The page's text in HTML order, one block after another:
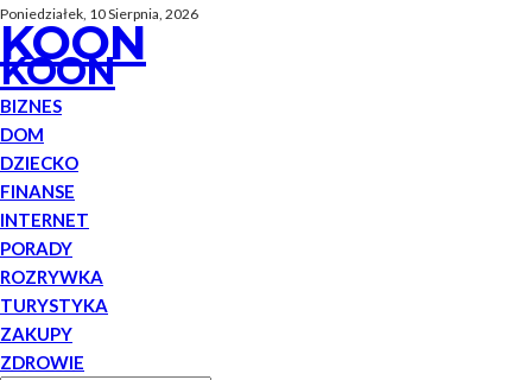
Poniedziałek, 10 Sierpnia, 2026
KOON
KOON
BIZNES
DOM
DZIECKO
FINANSE
INTERNET
PORADY
ROZRYWKA
TURYSTYKA
ZAKUPY
ZDROWIE